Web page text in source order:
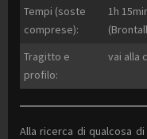
Tempi (soste
comprese):
1h
Tragitto e
profilo:
vai alla
Alla ricerca di qualcosa